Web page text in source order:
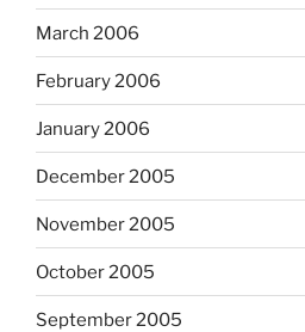
March 2006
February 2006
January 2006
December 2005
November 2005
October 2005
September 2005